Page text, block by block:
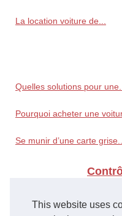
This website uses
La location voiture de...
Quelles solutions pour
Pourquoi acheter une
Se munir d’une carte
Un atelier de maintenance